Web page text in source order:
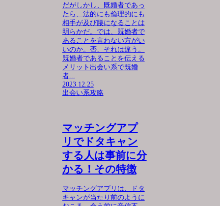
だがしかし、既婚者であっ
たら、法的にも倫理的にも
相手が及び腰になることは
明らかだ。では、既婚者で
あることを言わない方がい
いのか。否、それは違う。
既婚者であることを伝える
メリット出会い系で既婚
者...
2023.12.25
出会い系攻略
マッチングアプ
リでドタキャン
する人は事前に分
かる！その特徴
マッチングアプリは、ドタ
キャンが当たり前のように